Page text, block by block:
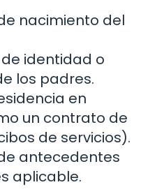
nacimiento del
identidad o
los padres.
en
un contrato de
de servicios).
antecedentes
aplicable.